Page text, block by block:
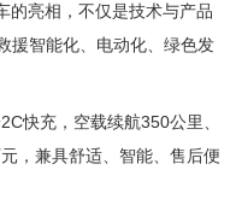
的亮相，不仅是技术与产品
援智能化、电动化、绿色发
快充，空载续航350公里、
，兼具舒适、智能、售后便